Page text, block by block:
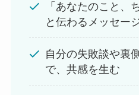
「あなたのこと、
と伝わるメッセー
自分の失敗談や裏
で、共感を生む